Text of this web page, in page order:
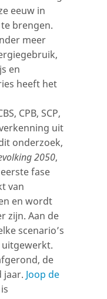
eeuw in
brengen.
meer
en
heeft het
CPB, SCP,
uit
onderzoek,
2050,
fase
van
en wordt
zijn. Aan de
scenario’s
uitgewerkt.
de
jaar. Joop de